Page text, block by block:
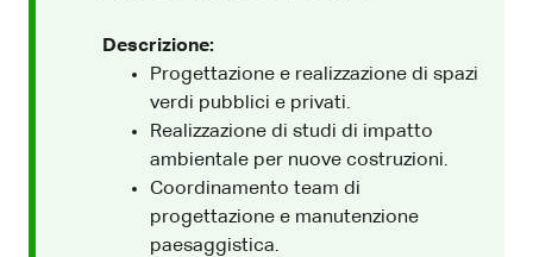
Descrizione:
Progettazione e realizzazione di spazi
verdi pubblici e privati.
Realizzazione di studi di impatto
ambientale per nuove costruzioni.
Coordinamento team di
progettazione e manutenzione
paesaggistica.